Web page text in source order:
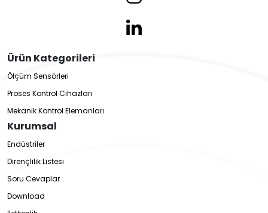
Ürün Kategorileri
Ölçüm Sensörleri
Proses Kontrol Cihazları
Mekanik Kontrol Elemanları
Kurumsal
Endüstriler
Dirençlilik Listesi
Soru Cevaplar
Download